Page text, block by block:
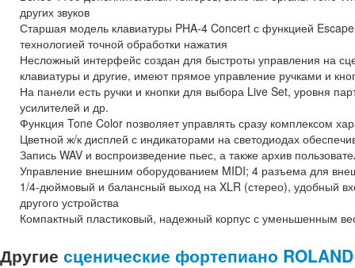
других звуков
Старшая модель клавиатуры PHA-4 Concert с функцией
технологией точной обработки нажатия
Несложный интерфейс создан для быстроты управления на
клавиатуры и другие, имеют прямое управление ручками и
На панели есть ручки и кнопки для выбора Live Set, уровня
усилителей и др.
Функция Tone Color позволяет управлять сразу комплексом
Цветной ж/к дисплей с индикаторами на светодиодах
Запись WAV и воспроизведение пьес, а также архив
Управление внешним оборудованием MIDI; 4 разъема для
1/4-дюймовый и балансный выход на XLR (стерео), удобный
другого устройства
Компактный пластиковый, надежный корпус с уменьшенным
Другие сценические фортепиано ROLAND